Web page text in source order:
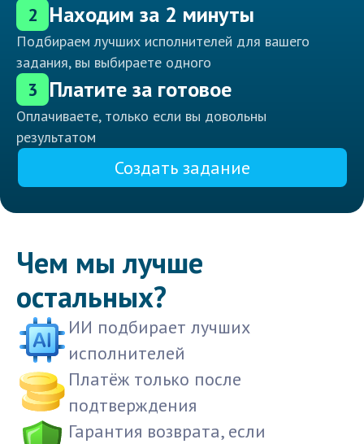
2 Находим за 2 минуты
Подбираем лучших исполнителей для вашего
задания, вы выбираете одного
3 Платите за готовое
Оплачиваете, только если вы довольны
результатом
Создать задание
Чем мы лучше
остальных?
ИИ подбирает лучших
исполнителей
Платёж только после
подтверждения
Гарантия возврата, если